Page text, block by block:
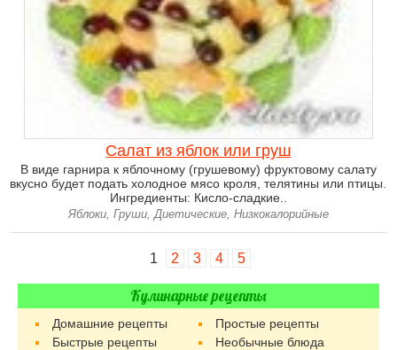
Салат из яблок или груш
В виде гарнира к яблочному (грушевому) фруктовому салату
вкусно будет подать холодное мясо кроля, телятины или птицы.
Ингредиенты: Кисло-сладкие..
Яблоки, Груши, Диетические, Низкокалорийные
1 2 3 4 5
Кулинарные рецепты
Домашние рецепты
Простые рецепты
Быстрые рецепты
Необычные блюда